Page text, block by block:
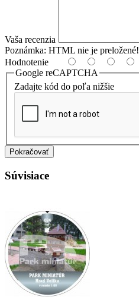
Vaša recenzia
Poznámka: HTML nie je preložené!
Hodnotenie
Google reCAPTCHA
Zadajte kód do poľa nižšie
Pokračovať
Súvisiace